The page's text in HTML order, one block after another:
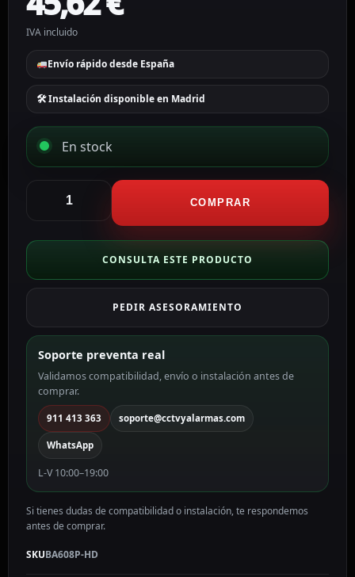
IVA incluido
Envío rápido desde España
🛠 Instalación disponible en Madrid
En stock
Video
4N1
(HDTVI,
AHD
y
CVBS)
MP
BA608P-
HD
cantidad
COMPRAR
CONSULTA ESTE PRODUCTO
PEDIR ASESORAMIENTO
Soporte preventa real
Validamos compatibilidad, envío o instalación antes de
comprar.
911 413 363 soporte@cctvyalarmas.com
WhatsApp
L-V 10:00–19:00
Si tienes dudas de compatibilidad o instalación, te respondemos
antes de comprar.
SKUBA608P-HD